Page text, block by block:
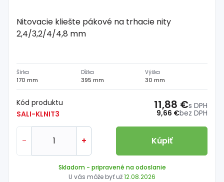
Nitovacie kliešte pákové na trhacie nity
2,4/3,2/4/4,8 mm
Šírka
170 mm
Dĺžka
395 mm
Výška
30 mm
Kód produktu
SALI-KLNIT3
9,66 €bez DPH
11,88 €s DPH
- + Kúpiť
Skladom - pripravené na odoslanie
U vás môže byť už12.08.2026